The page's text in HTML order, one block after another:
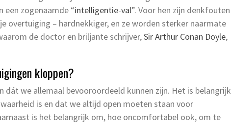
een zogenaamde “intelligentie-val”. Voor hen zijn denkfouten
overtuiging – hardnekkiger, en ze worden sterker naarmate
de doctor en briljante schrijver,Sir Arthur Conan Doyle,
kloppen?
dát we allemaal bevooroordeeld kunnen zijn. Het is belangrijk
is en dat we altijd open moeten staan voor
is het belangrijk om, hoe oncomfortabel ook, om te